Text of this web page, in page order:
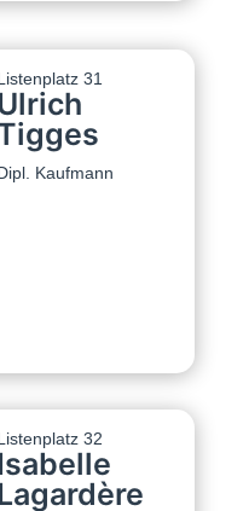
31
Kaufmann
32